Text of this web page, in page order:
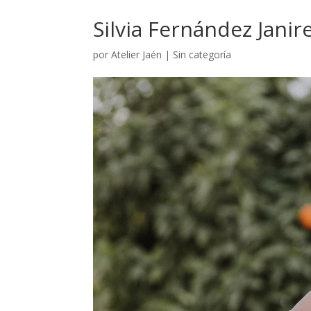
Silvia Fernández
porAtelier Jaén | Sin categoría